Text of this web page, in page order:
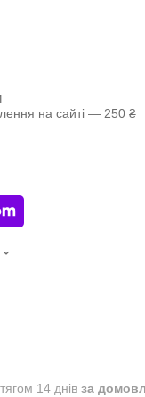
на сайті — 250 ₴
14 днів за